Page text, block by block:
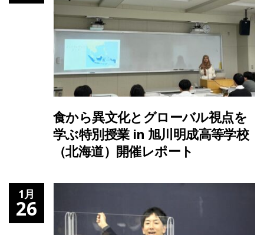
食から異文化とグローバル視点を
学ぶ特別授業 in 旭川明成高等学校
（北海道）開催レポート
1月
26